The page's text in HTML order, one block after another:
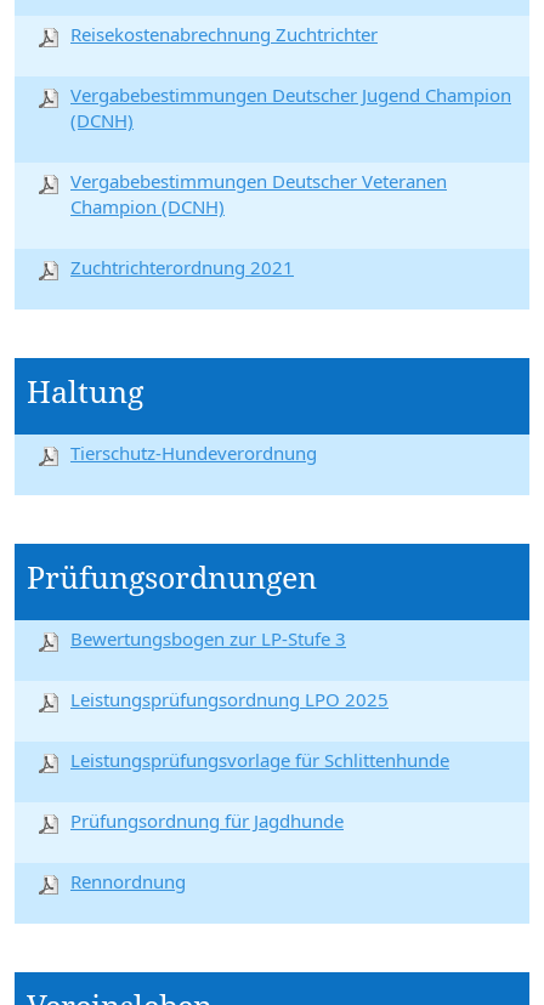
Reisekostenabrechnung Zuchtrichter
Vergabebestimmungen Deutscher Jugend Champion
(DCNH)
Vergabebestimmungen Deutscher Veteranen
Champion (DCNH)
Zuchtrichterordnung 2021
Haltung
Tierschutz-Hundeverordnung
Prüfungsordnungen
Bewertungsbogen zur LP-Stufe 3
Leistungsprüfungsordnung LPO 2025
Leistungsprüfungsvorlage für Schlittenhunde
Prüfungsordnung für Jagdhunde
Rennordnung